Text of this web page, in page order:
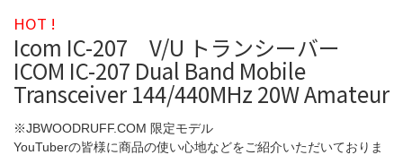
HOT !
Icom IC-207 V/U トランシーバー
ICOM IC-207 Dual Band Mobile
Transceiver 144/440MHz 20W Amateur
※JBWOODRUFF.COM 限定モデル
YouTuberの皆様に商品の使い心地などをご紹介いただいておりま